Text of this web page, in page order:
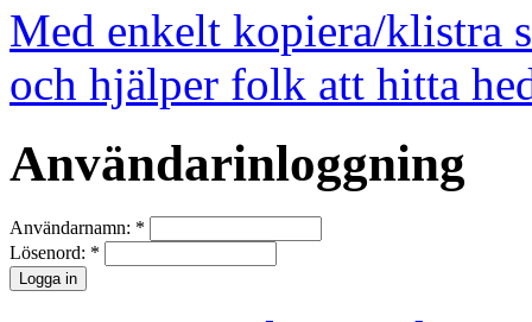
Med enkelt kopiera/klistra
och hjälper folk att hitta
Användarinloggning
Användarnamn: *
Lösenord: *